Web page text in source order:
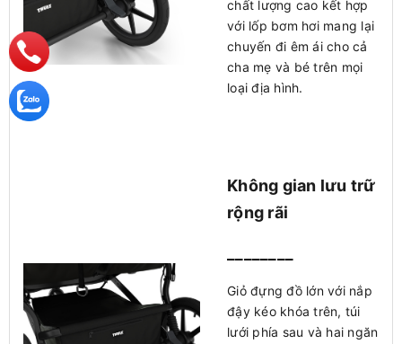
chất lượng cao kết hợp
với lốp bơm hơi mang lại
chuyến đi êm ái cho cả
cha mẹ và bé trên mọi
loại địa hình.
Không gian lưu trữ
rộng rãi
Giỏ đựng đồ lớn với nắp
đậy kéo khóa trên, túi
lưới phía sau và hai ngăn